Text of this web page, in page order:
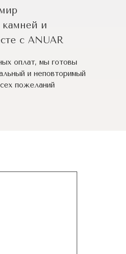
и
с ANUAR
оплат, мы готовы
и неповторимый
пожеланий